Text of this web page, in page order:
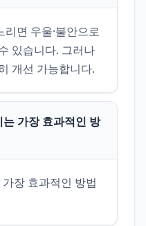
면 우울·불안으로
있습니다. 그러나
개선 가능합니다.
가장 효과적인 방
장 효과적인 방법